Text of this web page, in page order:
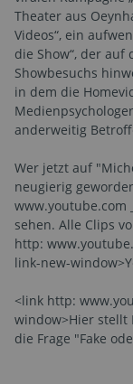
Theater aus
Videos“, ein
die Show“, der auf
Showbesuchs
in dem die
anderweitig
Wer jetzt auf
neugierig
www.youtube.com
sehen. Alle Clips
http:
link-new-
<link http:
window>Hier stellt
die Frage "Fake